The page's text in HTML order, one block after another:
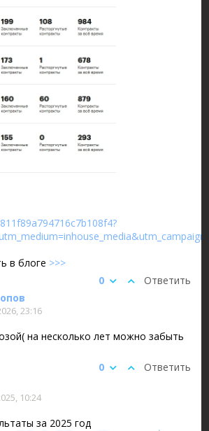
в блоге >>>
Ответить
0
23:16
на несколько лет можно забыть
Ответить
0
10:24
за 2025 год